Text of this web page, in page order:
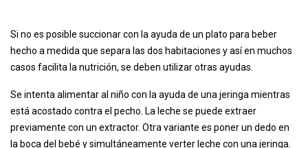
Si no es posible succionar con la ayuda de un plato para beber
hecho a medida que separa las dos habitaciones y así en muchos
casos facilita la nutrición, se deben utilizar otras ayudas.
Se intenta alimentar al niño con la ayuda de una jeringa mientras
está acostado contra el pecho. La leche se puede extraer
previamente con un extractor. Otra variante es poner un dedo en
la boca del bebé y simultáneamente verter leche con una jeringa.